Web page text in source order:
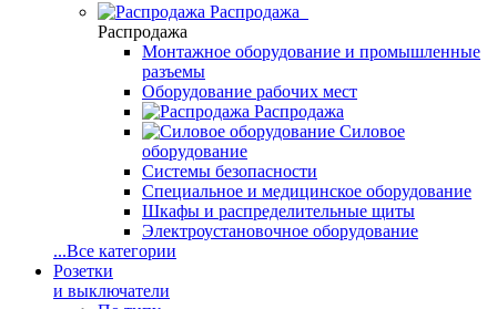
Распродажа
Распродажа
Монтажное оборудование и промышленные
разъемы
Оборудование рабочих мест
Распродажа
Силовое
оборудование
Системы безопасности
Специальное и медицинское оборудование
Шкафы и распределительные щиты
Электроустановочное оборудование
...Все категории
Розетки
и выключатели